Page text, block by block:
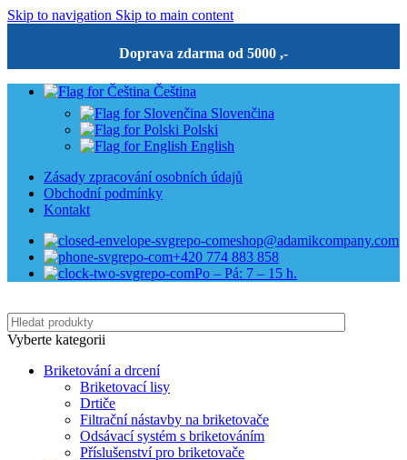
Skip to navigation Skip to main content
Doprava zdarma od 5000 ,-
Čeština
Slovenčina
Polski
English
Zásady zpracování osobních údajů
Obchodní podmínky
Kontakt
eshop@adamikcompany.com
+420 774 883 858
Po – Pá: 7 – 15 h.
Vyberte kategorii
Briketování a drcení
Briketovací lisy
Drtiče
Filtrační nástavby na briketovače
Odsávací systém s briketováním
Příslušenství pro briketovače